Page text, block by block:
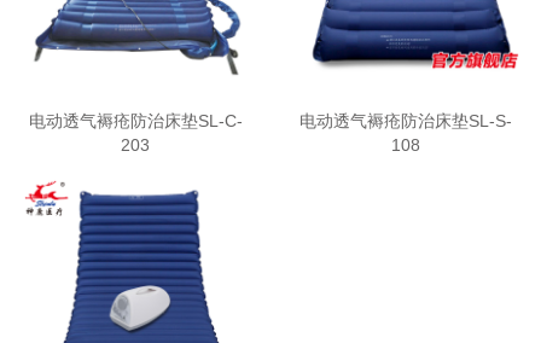
电动透气褥疮防治床垫SL-C-
203
电动透气褥疮防治床垫SL-S-
108